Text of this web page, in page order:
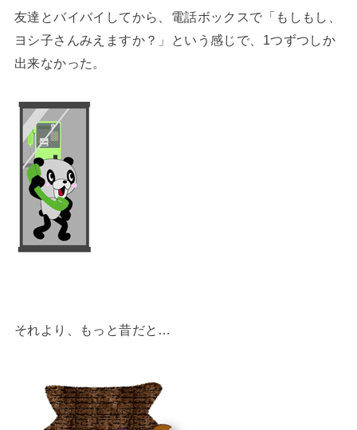
友達とバイバイしてから、電話ボックスで「もしもし、
ヨシ子さんみえますか？」という感じで、1つずつしか
出来なかった。
それより、もっと昔だと…